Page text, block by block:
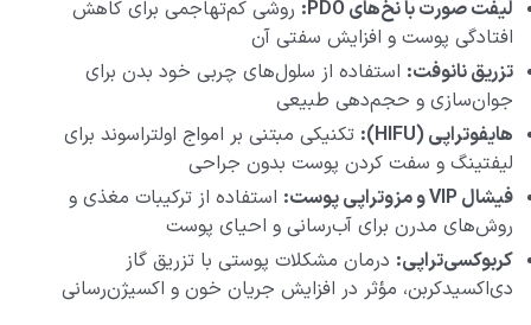
لیفت صورت با نخ‌های PDO:
روشی کم‌تهاجمی برای کاهش
افتادگی پوست و افزایش سفتی آن
تزریق نانوفت: استفاده از سلول‌های چربی خود بدن برای
جوان‌سازی و حجم‌دهی طبیعی
هایفوتراپی (HIFU):
تکنیکی مبتنی بر امواج اولتراسوند برای
لیفتینگ و سفت کردن پوست بدون جراحی
فیشال VIP و مزوتراپی پوست:
استفاده از ترکیبات مغذی و
روش‌های مدرن برای آب‌رسانی و احیای پوست
کربوکسی‌تراپی: درمان مشکلات پوستی با تزریق گاز
دی‌اکسیدکربن، مؤثر در افزایش جریان خون و اکسیژن‌رسانی